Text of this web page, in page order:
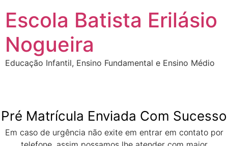
Escola Batista Erilásio
Nogueira
Educação Infantil, Ensino Fundamental e Ensino Médio
Pré Matrícula Enviada Com Sucesso
Em caso de urgência não exite em entrar em contato por